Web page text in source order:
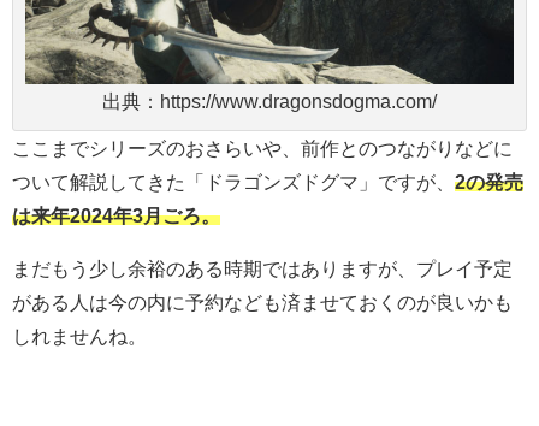
出典：https://www.dragonsdogma.com/
ここまでシリーズのおさらいや、前作とのつながりなどに
ついて解説してきた「ドラゴンズドグマ」ですが、 2の発売
は来年2024年3月ごろ。
まだもう少し余裕のある時期ではありますが、プレイ予定
がある人は今の内に予約なども済ませておくのが良いかも
しれませんね。